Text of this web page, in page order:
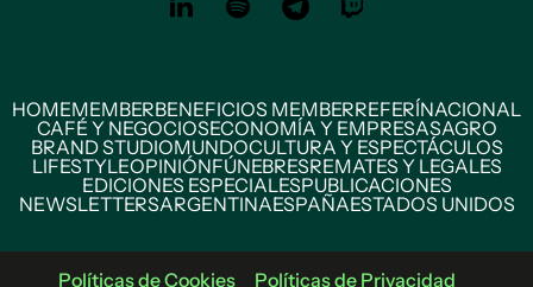
HOMEMEMBERBENEFICIOS MEMBERREFERÍNACIONAL
CAFÉ Y NEGOCIOSECONOMÍA Y EMPRESASAGRO
BRAND STUDIOMUNDOCULTURA Y ESPECTÁCULOS
LIFESTYLEOPINIÓNFÚNEBRESREMATES Y LEGALES
EDICIONES ESPECIALESPUBLICACIONES
NEWSLETTERSARGENTINAESPAÑAESTADOS UNIDOS
Políticas de Cookies Políticas de Privacidad